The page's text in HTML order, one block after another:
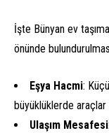
İşte Bünyan ev
önünde
Eşya Hacmi:
büyüklüklerde
Ulaşım Mesafesi